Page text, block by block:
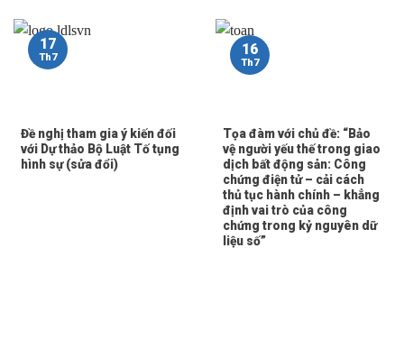
Đề nghị tham gia ý kiến đối
với Dự thảo Bộ Luật Tố tụng
hình sự (sửa đổi)
17
Th7
Tọa đàm với chủ đề: “Bảo
vệ người yếu thế trong giao
dịch bất động sản: Công
chứng điện tử – cải cách
thủ tục hành chính – khẳng
định vai trò của công
chứng trong kỷ nguyên dữ
liệu số”
16
Th7